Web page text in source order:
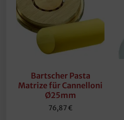
Bartscher Pasta
Matrize für Cannelloni
Ø25mm
76,87€